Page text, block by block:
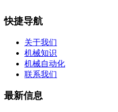
快捷导航
关于我们
机械知识
机械自动化
联系我们
最新信息